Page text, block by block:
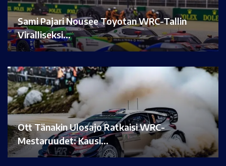
Sami Pajari Nousee Toyotan WRC-Tallin
Viralliseksi…
Ott Tänakin Ulosajo Ratkaisi WRC-
Mestaruudet: Kausi…